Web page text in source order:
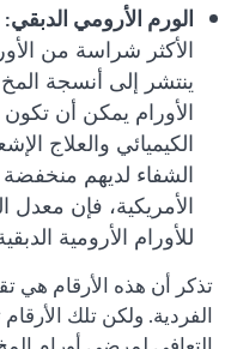
الورم الأرومي الدبقي:
الأكثر شراسة من
ينتشر إلى أنسجة
الأورام يمكن أن
الكيميائي والعلاج
الشفاء لديهم منخفضة
للأورام الأرومية
تذكر أن هذه الأرقام هي
الفردية. ولكن تلك